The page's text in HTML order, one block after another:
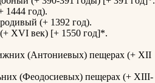
1444 год).
(+ 1392 год).
XVI век) [+ 1550 год]*.
(Антониевых) пещерах (+ XII
(Феодосиевых) пещерах (+ XIII-